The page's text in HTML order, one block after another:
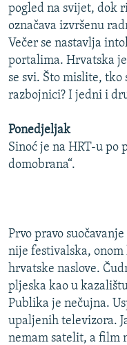
pogled na svijet, dok
označava izvršenu
Večer se nastavlja
portalima. Hrvatska
se svi. Što mislite,
razbojnici? I jedni i
Ponedjeljak
Sinoć je na HRT-u po
domobrana“.
Prvo pravo
nije festivalska,
hrvatske naslove.
pljeska kao u
Publika je nečujna.
upaljenih televizora.
nemam satelit, a film